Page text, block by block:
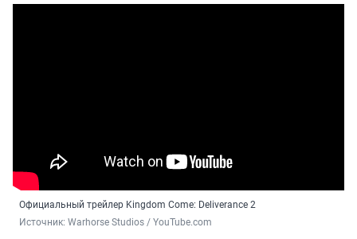
Официальный трейлер Kingdom Come: Deliverance 2
Источник: Warhorse Studios / YouTube.com